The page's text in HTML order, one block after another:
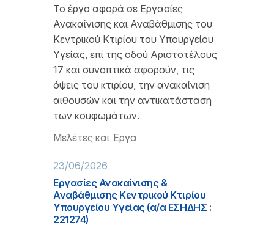
Το έργο αφορά σε Εργασίες
Ανακαίνισης και Αναβάθμισης του
Κεντρικού Κτιρίου του Υπουργείου
Υγείας, επί της οδού Αριστοτέλους
17 και συνοπτικά αφορούν, τις
όψεις του κτιρίου, την ανακαίνιση
αιθουσών και την αντικατάσταση
των κουφωμάτων.
Μελέτες και Έργα
23/06/2026
Εργασίες Ανακαίνισης &
Αναβάθμισης Κεντρικού Κτιρίου
Υπουργείου Υγείας (α/α ΕΣΗΔΗΣ :
221274)